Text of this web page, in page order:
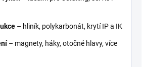
– hliník, polykarbonát, krytí IP a IK
– magnety, háky, otočné hlavy, více